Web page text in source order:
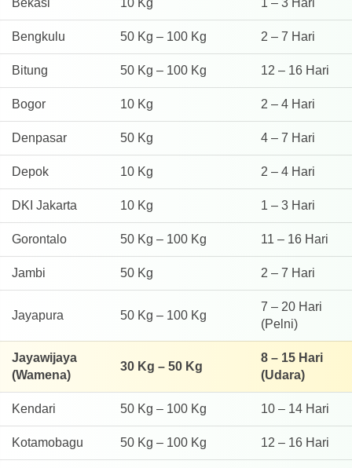
Bekasi 10 Kg 1 – 3 Hari
Bengkulu 50 Kg – 100 Kg 2 – 7 Hari
Bitung 50 Kg – 100 Kg 12 – 16 Hari
Bogor 10 Kg 2 – 4 Hari
Denpasar 50 Kg 4 – 7 Hari
Depok 10 Kg 2 – 4 Hari
DKI Jakarta 10 Kg 1 – 3 Hari
Gorontalo 50 Kg – 100 Kg 11 – 16 Hari
Jambi 50 Kg 2 – 7 Hari
Jayapura 50 Kg – 100 Kg
7 – 20 Hari
(Pelni)
Jayawijaya
(Wamena)
30 Kg – 50 Kg
8 – 15 Hari
(Udara)
Kendari 50 Kg – 100 Kg 10 – 14 Hari
Kotamobagu 50 Kg – 100 Kg 12 – 16 Hari